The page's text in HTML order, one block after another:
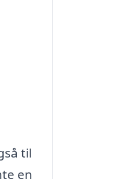
til
en